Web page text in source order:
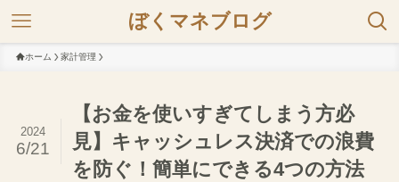
ぼくマネブログ
ホーム 家計管理
【お金を使いすぎてしまう方必
見】キャッシュレス決済での浪費
を防ぐ！簡単にできる4つの方法
2024
6/21